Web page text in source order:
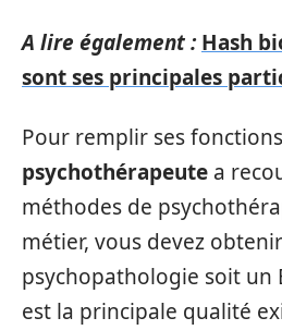
A lire également : Hash
sont ses principales
Pour remplir ses
psychothérapeute a
méthodes de
métier, vous devez
psychopathologie soit un
est la principale qualité